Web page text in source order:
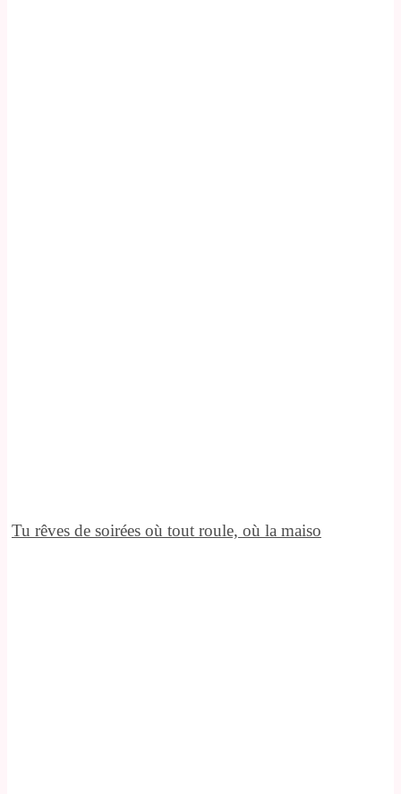
Tu rêves de soirées où tout roule, où la maiso